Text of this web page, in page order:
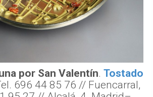
por San Valentín. Tostado
696 44 85 76 // Fuencarral,